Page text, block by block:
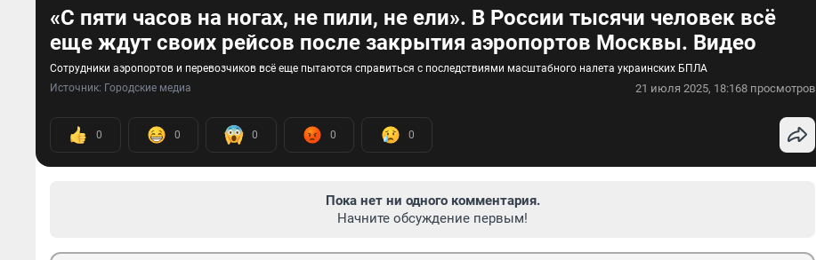
«С пяти часов на ногах, не пили, не ели». В России тысячи человек всё
еще ждут своих рейсов после закрытия аэропортов Москвы. Видео
Сотрудники аэропортов и перевозчиков всё еще пытаются справиться с последствиями масштабного налета украинских БПЛА
Источник: Городские медиа 21 июля 2025, 18:168 просмотров
0 0 0 0 0
Пока нет ни одного комментария.
Начните обсуждение первым!